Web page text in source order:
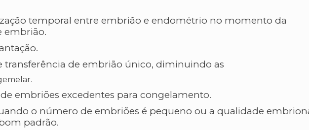
temporal entre embrião e endométrio no momento da
embrião.
transferência de embrião único, diminuindo as
embriões excedentes para congelamento.
o número de embriões é pequeno ou a qualidade
padrão.